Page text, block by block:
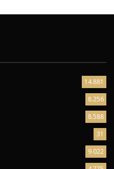
14.881
8.256
8.588
31
9.022